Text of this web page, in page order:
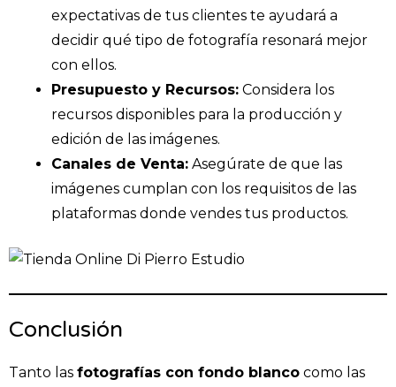
expectativas de tus clientes te ayudará a
decidir qué tipo de fotografía resonará mejor
con ellos.​
Presupuesto y Recursos: Considera los
recursos disponibles para la producción y
edición de las imágenes.​
Canales de Venta: Asegúrate de que las
imágenes cumplan con los requisitos de las
plataformas donde vendes tus productos.​
Conclusión
Tanto las fotografías con fondo blanco como las